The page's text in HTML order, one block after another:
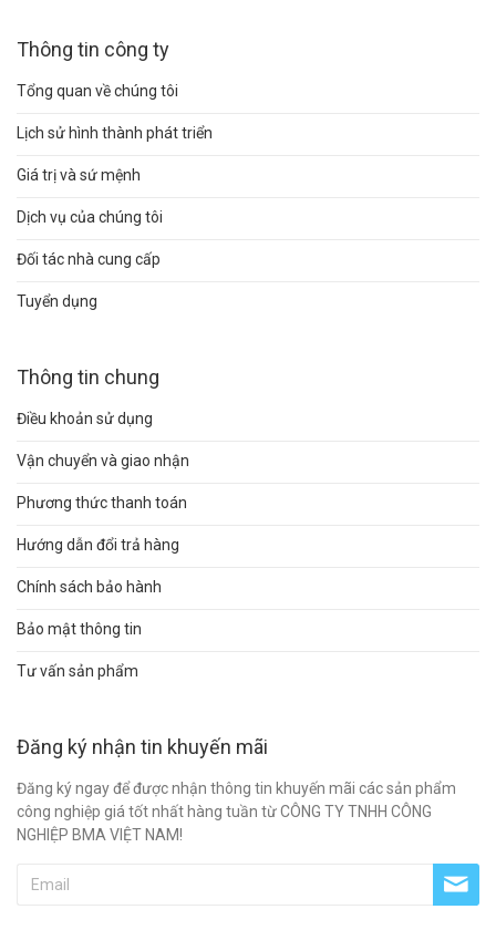
Thông tin công ty
Tổng quan về chúng tôi
Lịch sử hình thành phát triển
Giá trị và sứ mệnh
Dịch vụ của chúng tôi
Đối tác nhà cung cấp
Tuyển dụng
Thông tin chung
Điều khoản sử dụng
Vận chuyển và giao nhận
Phương thức thanh toán
Hướng dẫn đổi trả hàng
Chính sách bảo hành
Bảo mật thông tin
Tư vấn sản phẩm
Đăng ký nhận tin khuyến mãi
Đăng ký ngay để được nhận thông tin khuyến mãi các sản phẩm
công nghiệp giá tốt nhất hàng tuần từ CÔNG TY TNHH CÔNG
NGHIỆP BMA VIỆT NAM!